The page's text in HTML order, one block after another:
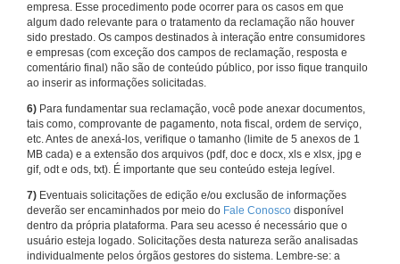
empresa. Esse procedimento pode ocorrer para os casos em que
algum dado relevante para o tratamento da reclamação não houver
sido prestado. Os campos destinados à interação entre consumidores
e empresas (com exceção dos campos de reclamação, resposta e
comentário final) não são de conteúdo público, por isso fique tranquilo
ao inserir as informações solicitadas.
6) Para fundamentar sua reclamação, você pode anexar documentos,
tais como, comprovante de pagamento, nota fiscal, ordem de serviço,
etc. Antes de anexá-los, verifique o tamanho (limite de 5 anexos de 1
MB cada) e a extensão dos arquivos (pdf, doc e docx, xls e xlsx, jpg e
gif, odt e ods, txt). É importante que seu conteúdo esteja legível.
7) Eventuais solicitações de edição e/ou exclusão de informações
deverão ser encaminhados por meio do Fale Conosco disponível
dentro da própria plataforma. Para seu acesso é necessário que o
usuário esteja logado. Solicitações desta natureza serão analisadas
individualmente pelos órgãos gestores do sistema. Lembre-se: a